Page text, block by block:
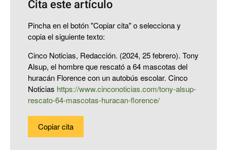
Cita este artículo
Pincha en el botón "Copiar cita" o selecciona y
copia el siguiente texto:
Cinco Noticias, Redacción. (2024, 25 febrero). Tony
Alsup, el hombre que rescató a 64 mascotas del
huracán Florence con un autobús escolar. Cinco
Noticias https://www.cinconoticias.com/tony-alsup-
rescato-64-mascotas-huracan-florence/
Copiar cita